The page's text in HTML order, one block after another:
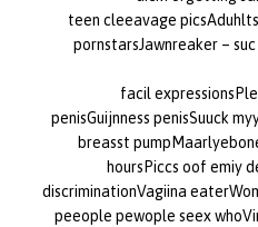
teen cleeavage
pornstarsJawnreaker –
facil
penisGuijnness penisSuuck
breasst
15 hoursPiccs oof
discriminationVagiina
peeople pewople seex